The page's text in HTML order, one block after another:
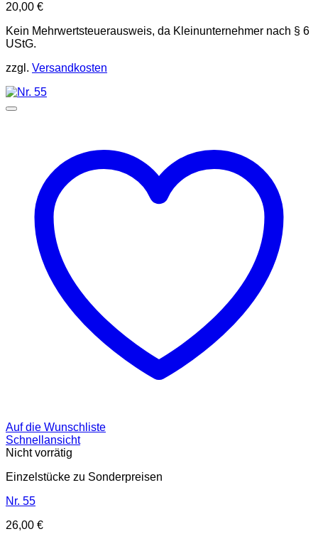
20,00 €
Kein Mehrwertsteuerausweis, da Kleinunternehmer nach § 6
UStG.
zzgl. Versandkosten
Auf die Wunschliste
Schnellansicht
Nicht vorrätig
Einzelstücke zu Sonderpreisen
Nr. 55
26,00 €